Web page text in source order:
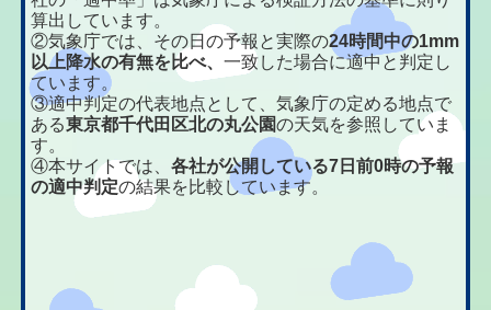
算出しています。
②気象庁では、その日の予報と実際の24時間中の1mm
以上降水の有無を比べ、一致した場合に適中と判定し
ています。
③適中判定の代表地点として、気象庁の定める地点で
ある東京都千代田区北の丸公園の天気を参照していま
す。
④本サイトでは、各社が公開している7日前0時の予報
の適中判定の結果を比較しています。